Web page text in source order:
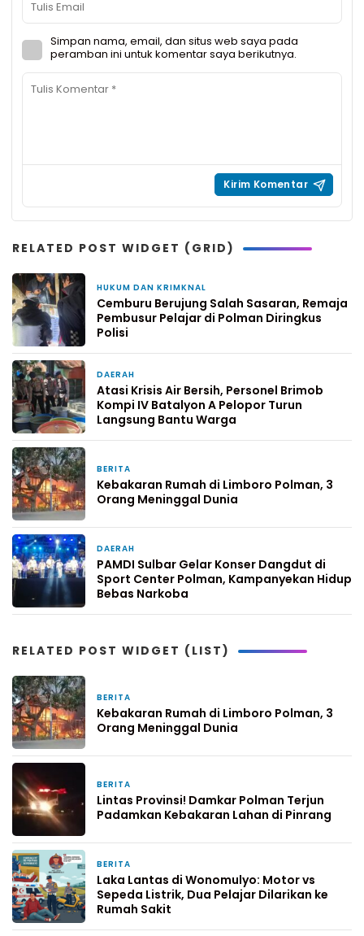
Simpan nama, email, dan situs web saya pada
peramban ini untuk komentar saya berikutnya.
RELATED POST WIDGET (GRID)
HUKUM DAN KRIMKNAL
Cemburu Berujung Salah Sasaran, Remaja
Pembusur Pelajar di Polman Diringkus
Polisi
DAERAH
Atasi Krisis Air Bersih, Personel Brimob
Kompi IV Batalyon A Pelopor Turun
Langsung Bantu Warga
BERITA
Kebakaran Rumah di Limboro Polman, 3
Orang Meninggal Dunia
DAERAH
PAMDI Sulbar Gelar Konser Dangdut di
Sport Center Polman, Kampanyekan Hidup
Bebas Narkoba
RELATED POST WIDGET (LIST)
BERITA
Kebakaran Rumah di Limboro Polman, 3
Orang Meninggal Dunia
BERITA
Lintas Provinsi! Damkar Polman Terjun
Padamkan Kebakaran Lahan di Pinrang
BERITA
Laka Lantas di Wonomulyo: Motor vs
Sepeda Listrik, Dua Pelajar Dilarikan ke
Rumah Sakit